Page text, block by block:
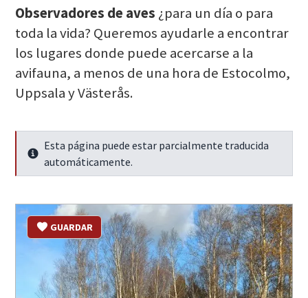
Observadores de aves ¿para un día o para
toda la vida? Queremos ayudarle a encontrar
los lugares donde puede acercarse a la
avifauna, a menos de una hora de Estocolmo,
Uppsala y Västerås.
Seguir leyendo
Esta página puede estar parcialmente traducida
automáticamente.
GUARDAR